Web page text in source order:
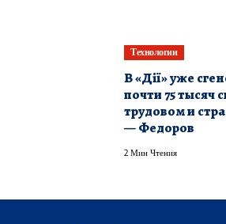
Технологии
В «Дії» уже
почти 75 тысяч
трудовом и
— Федоров
2 Мин Чтения